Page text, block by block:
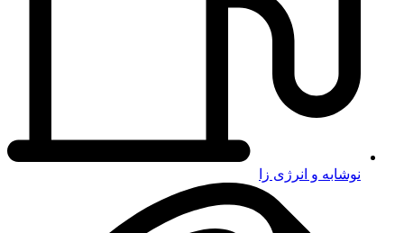
نوشابه و انرژی زا